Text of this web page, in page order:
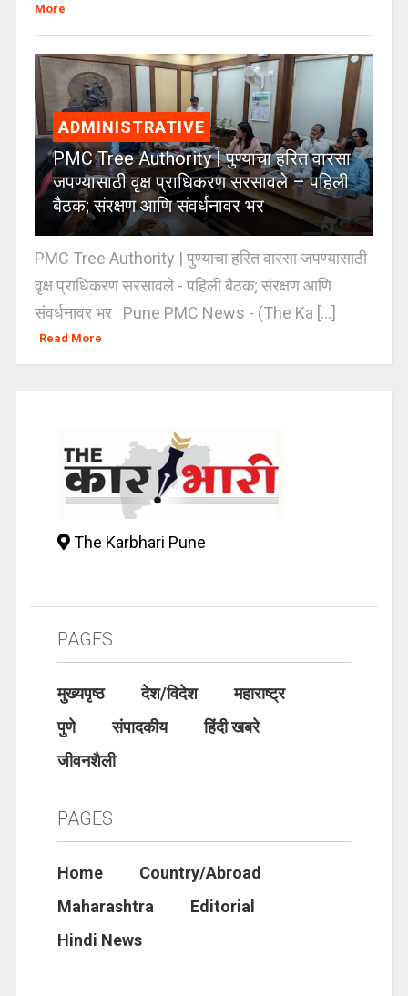
More
ADMINISTRATIVE
PMC Tree Authority | पुण्याचा हरित वारसा
जपण्यासाठी वृक्ष प्राधिकरण सरसावले – पहिली
बैठक; संरक्षण आणि संवर्धनावर भर
PMC Tree Authority | पुण्याचा हरित वारसा जपण्यासाठी
वृक्ष प्राधिकरण सरसावले - पहिली बैठक; संरक्षण आणि
संवर्धनावर भर Pune PMC News - (The Ka [...]
Read More
The Karbhari Pune
PAGES
मुख्यपृष्ठ देश/विदेश
महाराष्ट्र
पुणे
संपादकीय
हिंदी खबरे
जीवनशैली
PAGES
Home
Country/Abroad
Maharashtra
Editorial
Hindi News